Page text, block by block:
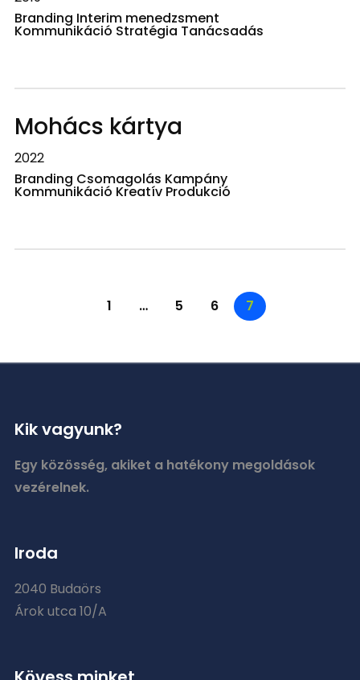
Branding Interim menedzsment
Kommunikáció Stratégia Tanácsadás
Mohács kártya
2022
Branding Csomagolás Kampány
Kommunikáció Kreatív Produkció
1 … 5 6 7
Kik vagyunk?
Egy közösség, akiket a hatékony megoldások
vezérelnek.
Iroda
2040 Budaörs
Árok utca 10/A